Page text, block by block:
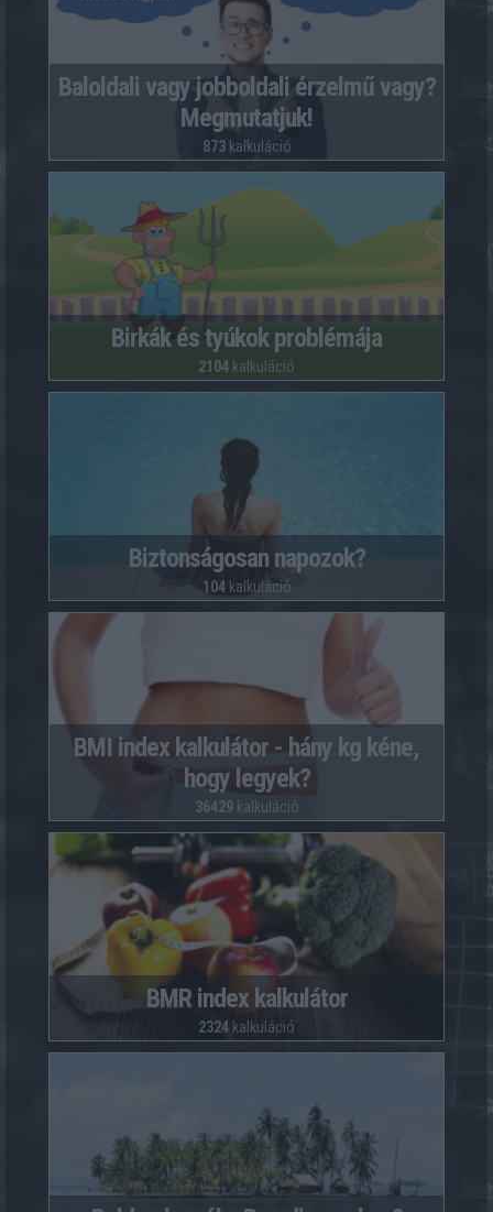
Baloldali vagy jobboldali érzelmű vagy?
Megmutatjuk!
873kalkuláció
Birkák és tyúkok problémája
2104 kalkuláció
Biztonságosan napozok?
104kalkuláció
BMI index kalkulátor - hány kg kéne,
hogy legyek?
36429kalkuláció
BMR index kalkulátor
2324 kalkuláció